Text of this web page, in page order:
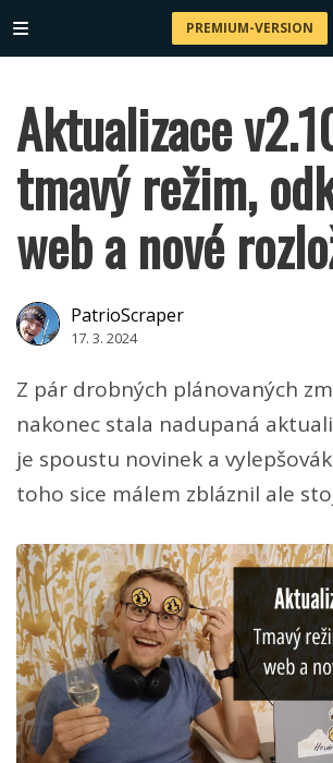
PREMIUM-VERSION
Aktualizace
tmavý režim,
web a nové
PatrioScraper
17. 3. 2024
Z pár drobných plánovaných
nakonec stala nadupaná
je spoustu novinek a
toho sice málem zbláznil ale